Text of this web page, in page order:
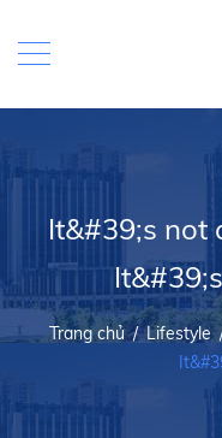
It&#39;s not
Trang chủ /Lifestyle